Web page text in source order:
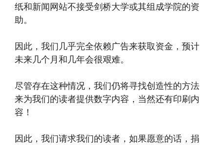
纸和新闻网站不接受剑桥大学或其组成学院的资
助。
因此，我们几乎完全依赖广告来获取资金，预计
未来几个月和几年会很艰难。
尽管存在这种情况，我们仍将寻找创造性的方法
来为我们的读者提供数字内容，当然还有印刷内
容！
因此，我们请求我们的读者，如果愿意的话，捐